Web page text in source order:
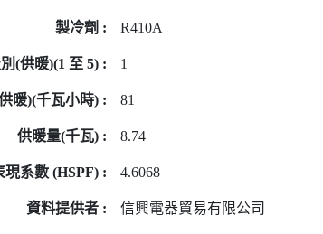
R410A
1
81
8.74
4.6068
信興電器貿易有限公司